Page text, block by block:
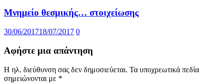
Μνημείο θεσμικής… στοιχείωσης
30/06/201718/07/2017 0
Αφήστε μια απάντηση
Η ηλ. διεύθυνση σας δεν δημοσιεύεται. Τα υποχρεωτικά πεδία
σημειώνονται με *